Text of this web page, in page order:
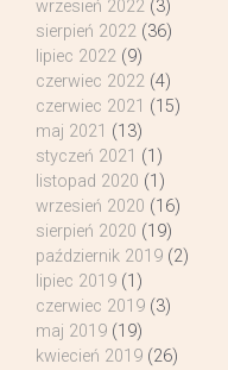
wrzesień 2022 (3)
sierpień 2022 (36)
lipiec 2022 (9)
czerwiec 2022 (4)
czerwiec 2021 (15)
maj 2021 (13)
styczeń 2021 (1)
listopad 2020 (1)
wrzesień 2020 (16)
sierpień 2020 (19)
październik 2019 (2)
lipiec 2019 (1)
czerwiec 2019 (3)
maj 2019 (19)
kwiecień 2019 (26)